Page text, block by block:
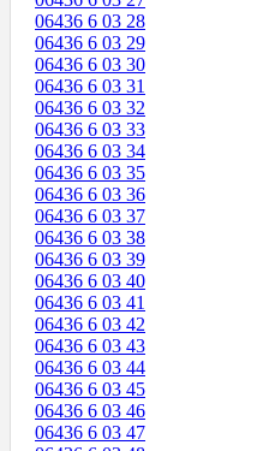
06436 6 03 28
06436 6 03 29
06436 6 03 30
06436 6 03 31
06436 6 03 32
06436 6 03 33
06436 6 03 34
06436 6 03 35
06436 6 03 36
06436 6 03 37
06436 6 03 38
06436 6 03 39
06436 6 03 40
06436 6 03 41
06436 6 03 42
06436 6 03 43
06436 6 03 44
06436 6 03 45
06436 6 03 46
06436 6 03 47